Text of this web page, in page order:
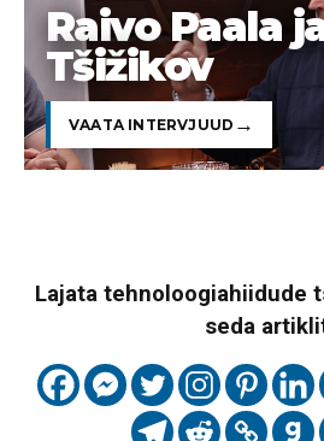
Raivo Paala
Tšižikov
VAATA INTERVJUUD
Lajata tehnoloogiahiidude
seda